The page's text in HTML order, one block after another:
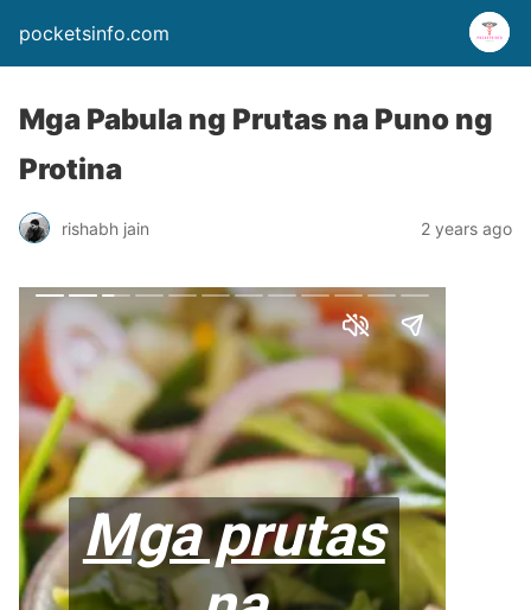
pocketsinfo.com
Mga Pabula ng Prutas na Puno ng
Protina
rishabh jain 2 years ago